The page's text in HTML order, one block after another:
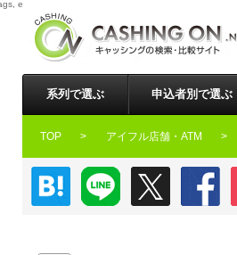
except space '/[^\S ]+\', '<', '\\1' ); $buffer =
系列で選ぶ 申込者別で選ぶ
TOP アイフル店舗・ATM
はてなブックマーク
LINE Twitter